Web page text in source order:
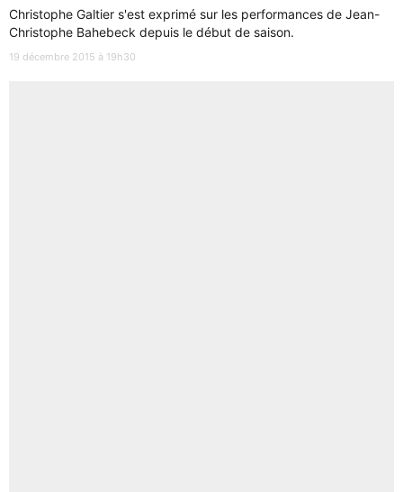
Christophe Galtier s'est exprimé sur les performances de Jean-
Christophe Bahebeck depuis le début de saison.
19 décembre 2015 à 19h30